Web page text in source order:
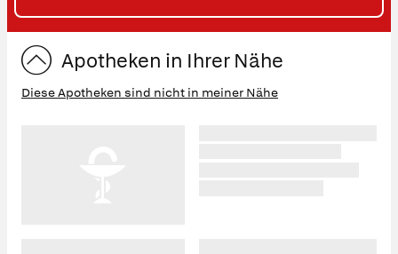
Apotheken in Ihrer Nähe
Diese Apotheken sind nicht in meiner Nähe